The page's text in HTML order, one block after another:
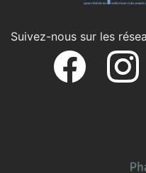
Suivez-nous sur les